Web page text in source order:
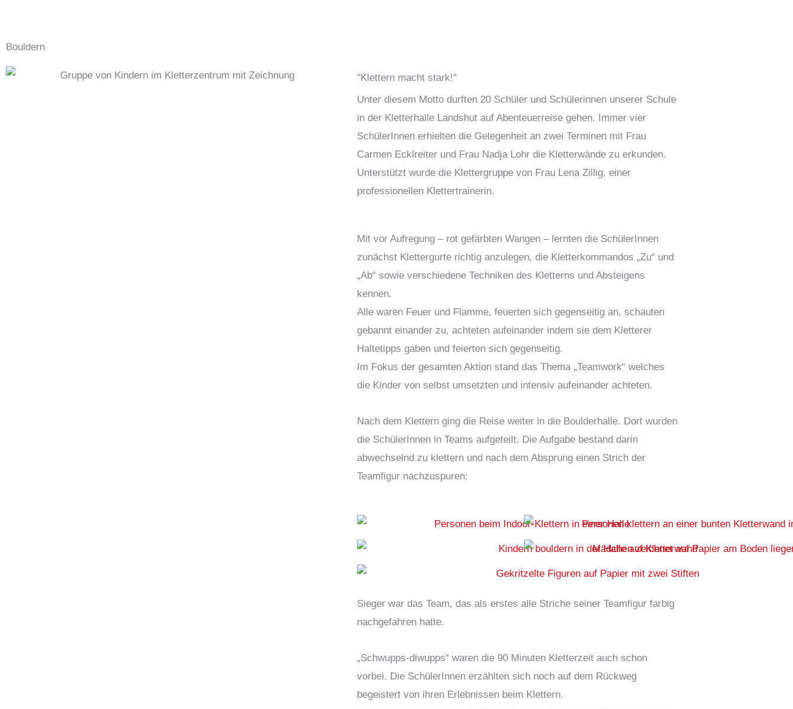
Bouldern
"Klettern macht stark!"
Unter diesem Motto durften 20 Schüler und Schülerinnen unserer Schule
in der Kletterhalle Landshut auf Abenteuerreise gehen. Immer vier
SchülerInnen erhielten die Gelegenheit an zwei Terminen mit Frau
Carmen Ecklreiter und Frau Nadja Lohr die Kletterwände zu erkunden.
Unterstützt wurde die Klettergruppe von Frau Lena Zillig, einer
professionellen Klettertrainerin.
Mit vor Aufregung – rot gefärbten Wangen – lernten die SchülerInnen
zunächst Klettergurte richtig anzulegen, die Kletterkommandos „Zu“ und
„Ab“ sowie verschiedene Techniken des Kletterns und Absteigens
kennen.
Alle waren Feuer und Flamme, feuerten sich gegenseitig an, schauten
gebannt einander zu, achteten aufeinander indem sie dem Kletterer
Haltetipps gaben und feierten sich gegenseitig.
Im Fokus der gesamten Aktion stand das Thema „Teamwork“ welches
die Kinder von selbst umsetzten und intensiv aufeinander achteten.
Nach dem Klettern ging die Reise weiter in die Boulderhalle. Dort wurden
die SchülerInnen in Teams aufgeteilt. Die Aufgabe bestand darin
abwechselnd zu klettern und nach dem Absprung einen Strich der
Teamfigur nachzuspuren:
Sieger war das Team, das als erstes alle Striche seiner Teamfigur farbig
nachgefahren hatte.
„Schwupps-diwupps“ waren die 90 Minuten Kletterzeit auch schon
vorbei. Die SchülerInnen erzählten sich noch auf dem Rückweg
begeistert von ihren Erlebnissen beim Klettern.